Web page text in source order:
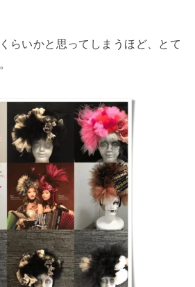
らいかと思ってしまうほど、とて